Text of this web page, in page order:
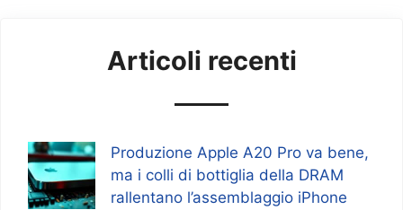
Articoli recenti
Produzione Apple A20 Pro va bene,
ma i colli di bottiglia della DRAM
rallentano l’assemblaggio iPhone